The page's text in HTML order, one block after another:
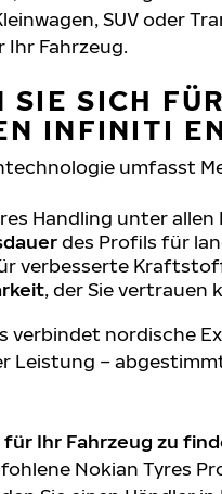
SUV oder
Ihr Fahrzeug.
SIE SICH
INFINITI
umfasst
Handling unter allen
des Profils für
verbesserte
, der Sie vertrauen
verbindet nordische
Leistung –
Ihr Fahrzeug zu
Nokian Tyres